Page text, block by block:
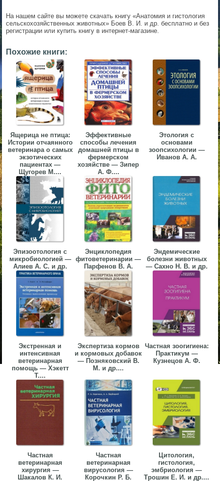
На нашем сайте вы можете скачать книгу «Анатомия и гистология
сельскохозяйственных животных» Боев В. И. и др. бесплатно и без
регистрации или купить книгу в интернет-магазине.
Похожие книги:
Ящерица не птица:
Истории отчаянного
ветеринара о самых
экзотических
пациентах —
Щугорев М....
Эффективные
способы лечения
домашней птицы в
фермерском
хозяйстве — Зипер
А. Ф....
Этология с
основами
зоопсихологии —
Иванов А. А.
Эпизоотология с
микробиологией —
Алиев А. С. и др.
Энциклопедия
фитоветеринарии —
Парфенов В. А.
Эндемические
болезни животных
— Сахно Н. В. и др.
Экстренная и
интенсивная
ветеринарная
помощь — Хэкетт
Т....
Экспертиза кормов
и кормовых добавок
— Позняковский В.
М. и др....
Частная зоогигиена:
Практикум —
Кузнецов А. Ф.
Частная
ветеринарная
хирургия —
Шакалов К. И.
Частная
ветеринарная
вирусология —
Корочкин Р. Б.
Цитология,
гистология,
эмбриология —
Трошин Е. И. и др....
▼
▼
▼